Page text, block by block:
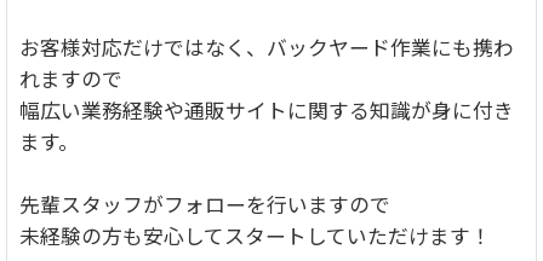
お客様対応だけではなく、バックヤード作業にも携わ
れますので
幅広い業務経験や通販サイトに関する知識が身に付き
ます。
先輩スタッフがフォローを行いますので
未経験の方も安心してスタートしていただけます！